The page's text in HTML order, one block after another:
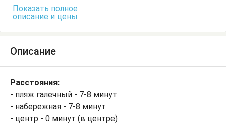
Показать полное
описание и цены
Описание
Расстояния:
- пляж галечный - 7-8 минут
- набережная - 7-8 минут
- центр - 0 минут (в центре)